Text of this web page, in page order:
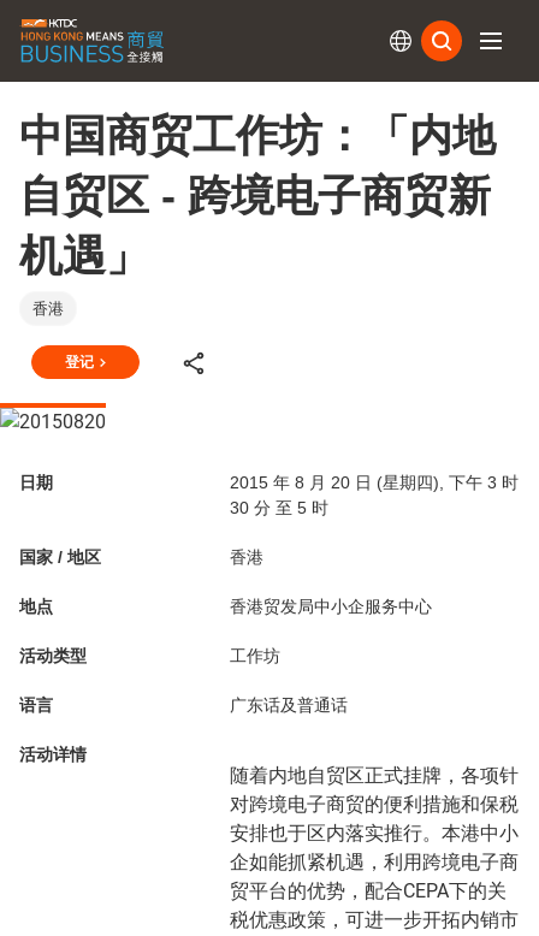
中国商贸工作坊：「内地
自贸区 - 跨境电子商贸新
机遇」
香港
登记
日期
2015 年 8 月 20 日 (星期四), 下午 3 时
30 分 至 5 时
国家 / 地区 香港
地点 香港贸发局中小企服务中心
活动类型 工作坊
语言 广东话及普通话
活动详情
随着内地自贸区正式挂牌，各项针
对跨境电子商贸的便利措施和保税
安排也于区内落实推行。本港中小
企如能抓紧机遇，利用跨境电子商
贸平台的优势，配合CEPA下的关
税优惠政策，可进一步开拓内销市